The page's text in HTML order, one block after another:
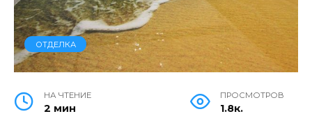
ОТДЕЛКА
НА ЧТЕНИЕ
2 мин
ПРОСМОТРОВ
1.8к.